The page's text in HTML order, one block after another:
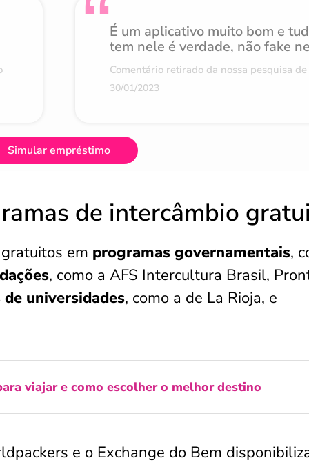
É um aplicativo muito bom e
tem nele é verdade, não fake
Comentário retirado da nossa pesquisa
30/01/2023
Simular empréstimo
de intercâmbio
em programas governamentais,
, como a AFS Intercultura Brasil,
universidades, como a de La Rioja, e
viajar e como escolher o melhor destino
e o Exchange do Bem